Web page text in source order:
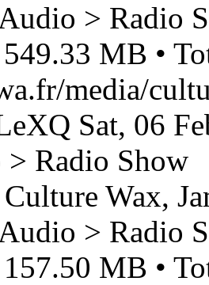
> Radio
MB •
media/
Sat, 06
Radio Show
Wax,
> Radio
MB •